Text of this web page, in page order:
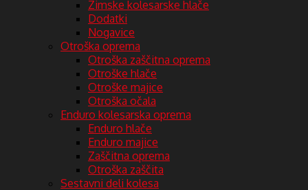
Zimske kolesarske hlače
Dodatki
Nogavice
Otroška oprema
Otroška zaščitna oprema
Otroške hlače
Otroške majice
Otroška očala
Enduro kolesarska oprema
Enduro hlače
Enduro majice
Zaščitna oprema
Otroška zaščita
Sestavni deli kolesa